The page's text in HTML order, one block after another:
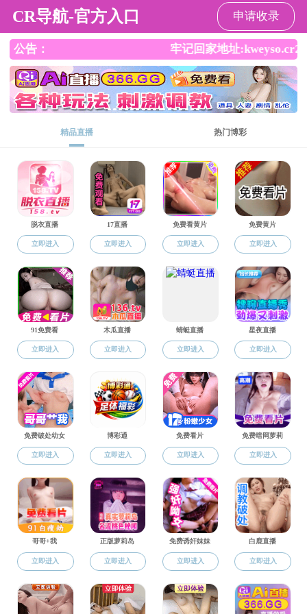
杏吧
杏吧概况 本科生教育
学团工作
辅导员工作室
学团工作
荣誉展示
学团
2024-03-22